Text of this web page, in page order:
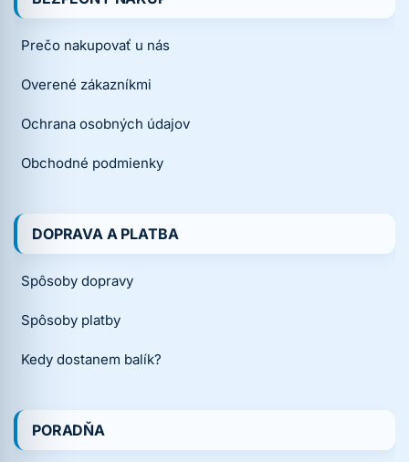
Prečo nakupovať u nás
Overené zákazníkmi
Ochrana osobných údajov
Obchodné podmienky
DOPRAVA A PLATBA
Spôsoby dopravy
Spôsoby platby
Kedy dostanem balík?
PORADŇA